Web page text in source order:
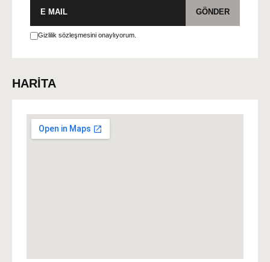
GÖNDER
Gizlilik sözleşmesini onaylıyorum.
HARİTA